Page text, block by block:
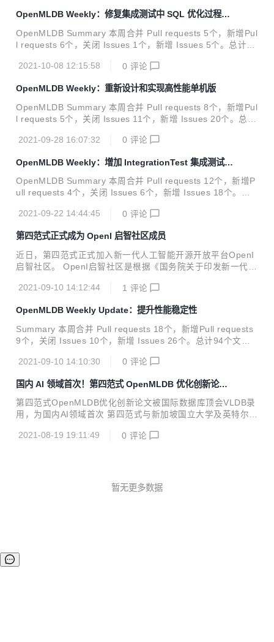
nMLDB 项目和社区的发展提供了很多宝贵的建议，主要记录
如下： Benchmark 不仅需要和现有工具的比对，而且需要明
确 OpenMLDB 本身的能力边界，比如数据承载量，具体场景
下的性能能力等。 监控模块是企业上线非常重要的功能，Ope
nMLDB 的监控模块需要关注系统健康状态和性...
OpenMLDB Weekly：修复集成测试中 SQL 优化过程重
复优化子节点的问题
OpenMLDB Summary 本周合并 Pull requests 5个，新增Pul
l requests 6个，关闭 Issues 1个，新增 Issues 5个。总计15
ull Requests fix: remove dup apply pass on the same phy
mon version to 2.7.1 for batch#482 merged 6 days ago fe
at: add taskma...
2021-10-08 12:15:58 0 评论
OpenMLDB Weekly：重新设计和实现高性能单机版
OpenMLDB Summary 本周合并 Pull requests 8个，新增Pul
l requests 5个，关闭 Issues 11个，新增 Issues 20个。总计
Pull Requests feat: support spark.master config to run job
d set in return string#464 feat: enable `TestWindowUnion`
te...
2021-09-28 16:07:32 0 评论
OpenMLDB Weekly：增加 IntegrationTest 集成测试模
块
OpenMLDB Summary 本周合并 Pull requests 12个，新增P
ull requests 4个，关闭 Issues 6个，新增 Issues 18个。总
rged Pull Requests feat: add integration test cicd#434 fea
etes java dependencies for taskmanager#400 fix: fix coun
t in some y...
2021-09-22 14:44:45 0 评论
第四范式正式成为 OpenI 启智社区成员
近日，第四范式正式加入新一代人工智能开源开放平台OpenI
启智社区。 OpenI启智社区是根据《国务院关于印发新一代人
人工智能产业技术创新战略联盟（AITISA）组织产学研用通力
过构建开源开放生态、搭建软硬件开发环境、汇聚和孵化优秀
AI开源项目、鼓励开发者参与AI开源项目开发等方式，促进人
工智能领域的开源开放协同创新，推动人工智能产业健康快速
“开源开放、尊重创新”为原则，汇聚了鹏城实验室、北京智源
2021-09-10 14:12:44 1 评论
OpenMLDB Weekly Update：提升性能稳定性
Summary 本周合并 Pull requests 18个，新增Pull requests
9个，关闭 Issues 10个，新增 Issues 26个。总计94个文件
本v0.2.3。了解OpenMLDB Merged Pull Requests docs: ad
refactor: refact AppendEntries in log replicator#327 fix: sq
l and ns client des...
2021-09-10 14:10:30 0 评论
国内 AI 领域首次！第四范式 OpenMLDB 优化创新论文
被国际数据库顶会 VLDB 录用
第四范式OpenMLDB优化创新论文被国际数据库顶会VLDB录
用，为国内AI领域首次 第四范式与新加坡国立大学及英特尔的
据库OpenMLDB（Open Source Machine Learning Databa
认为数据管理与数据库领域的三大国际顶尖学术会议。 这是国
2021-08-19 19:11:49 0 评论
暂无更多数据